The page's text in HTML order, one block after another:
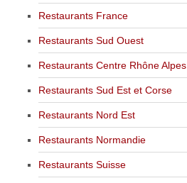
Restaurants France
Restaurants Sud Ouest
Restaurants Centre Rhône Alpes
Restaurants Sud Est et Corse
Restaurants Nord Est
Restaurants Normandie
Restaurants Suisse